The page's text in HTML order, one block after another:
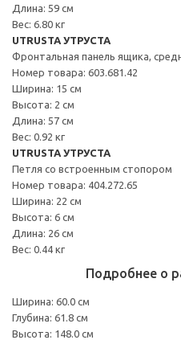
Длина: 59 см
Вес: 6.80 кг
UTRUSTA УТРУСТА
Фронтальная панель ящика,
Номер товара: 603.681.42
Ширина: 15 см
Высота: 2 см
Длина: 57 см
Вес: 0.92 кг
UTRUSTA УТРУСТА
Петля со встроенным стопором
Номер товара: 404.272.65
Ширина: 22 см
Высота: 6 см
Длина: 26 см
Вес: 0.44 кг
Подробнее о
Ширина: 60.0 см
Глубина: 61.8 см
Высота: 148.0 см